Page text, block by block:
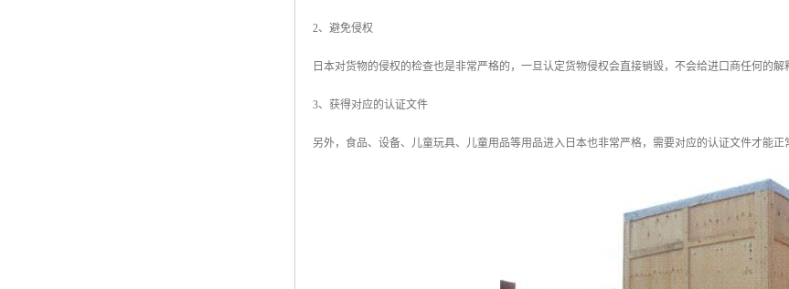
2、避免侵权
日本对货物的侵权的检查也是非常严格的，一旦认定货物侵权会直接销毁，不会给进口商任何的
3、获得对应的认证文件
另外，食品、设备、儿童玩具、儿童用品等用品进入日本也非常严格，需要对应的认证文件才能正